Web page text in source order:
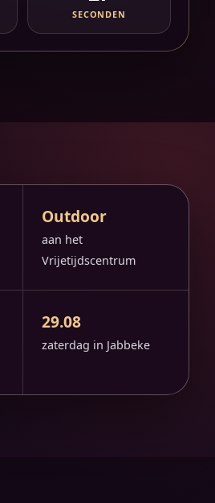
SECONDEN
Outdoor
aan het
Vrijetijdscentrum
29.08
zaterdag in Jabbeke